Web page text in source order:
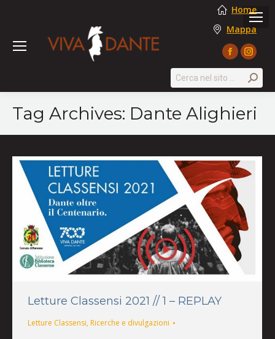
Home
Mappa
Facebook
opens
in
new
window
page
opens
in
new
Search:
Tag Archives: Dante Alighieri
Letture Classensi 2021 // 1 – REPLAY
Letture Classensi, Ricerche e divulgazioni